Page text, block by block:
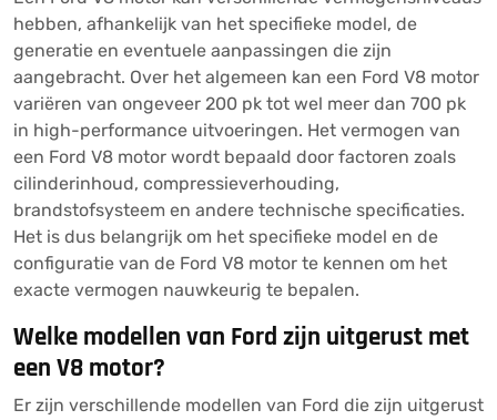
hebben, afhankelijk van het specifieke model, de
generatie en eventuele aanpassingen die zijn
aangebracht. Over het algemeen kan een Ford V8 motor
variëren van ongeveer 200 pk tot wel meer dan 700 pk
in high-performance uitvoeringen. Het vermogen van
een Ford V8 motor wordt bepaald door factoren zoals
cilinderinhoud, compressieverhouding,
brandstofsysteem en andere technische specificaties.
Het is dus belangrijk om het specifieke model en de
configuratie van de Ford V8 motor te kennen om het
exacte vermogen nauwkeurig te bepalen.
Welke modellen van Ford zijn uitgerust met
een V8 motor?
Er zijn verschillende modellen van Ford die zijn uitgerust